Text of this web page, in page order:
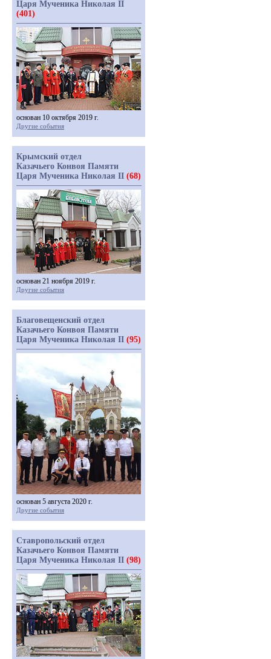
Царя Мученика Николая II
(401)
основан 10 октября 2019 г.
Другие события
Крымский отдел
Казачьего Конвоя Памяти
Царя Мученика Николая II (68)
основан 21 ноября 2019 г.
Другие события
Благовещенский отдел
Казачьего Конвоя Памяти
Царя Мученика Николая II (95)
основан 5 августа 2020 г.
Другие события
Ставропольский отдел
Казачьего Конвоя Памяти
Царя Мученика Николая II (98)